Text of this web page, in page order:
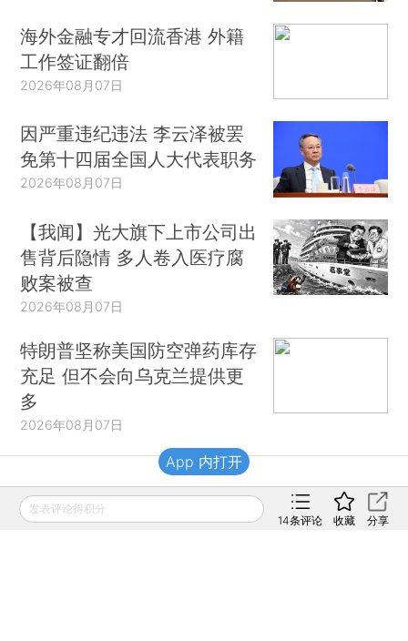
海外金融专才回流香港 外籍
工作签证翻倍
2026年08月07日
因严重违纪违法 李云泽被罢
免第十四届全国人大代表职务
2026年08月07日
【我闻】光大旗下上市公司出
售背后隐情 多人卷入医疗腐
败案被查
2026年08月07日
特朗普坚称美国防空弹药库存
充足 但不会向乌克兰提供更
多
2026年08月07日
财新移动
发表评论得积分
14条评论 收藏 分享
App 内打开